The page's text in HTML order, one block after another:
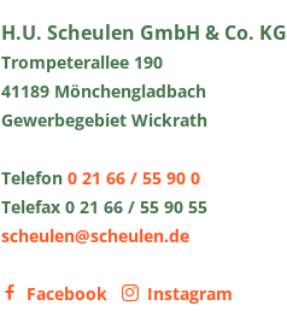
H.U. Scheulen GmbH & Co. KG
Trompeterallee 190
41189 Mönchengladbach
Gewerbegebiet Wickrath
Telefon 0 21 66 / 55 90 0
Telefax 0 21 66 / 55 90 55
scheulen@scheulen.de
Facebook Instagram